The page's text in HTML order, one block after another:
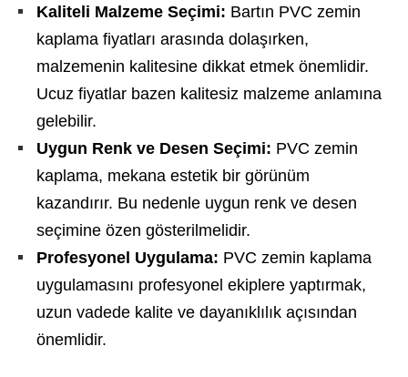
Kaliteli Malzeme Seçimi: Bartın PVC zemin
kaplama fiyatları arasında dolaşırken,
malzemenin kalitesine dikkat etmek önemlidir.
Ucuz fiyatlar bazen kalitesiz malzeme anlamına
gelebilir.
Uygun Renk ve Desen Seçimi: PVC zemin
kaplama, mekana estetik bir görünüm
kazandırır. Bu nedenle uygun renk ve desen
seçimine özen gösterilmelidir.
Profesyonel Uygulama: PVC zemin kaplama
uygulamasını profesyonel ekiplere yaptırmak,
uzun vadede kalite ve dayanıklılık açısından
önemlidir.